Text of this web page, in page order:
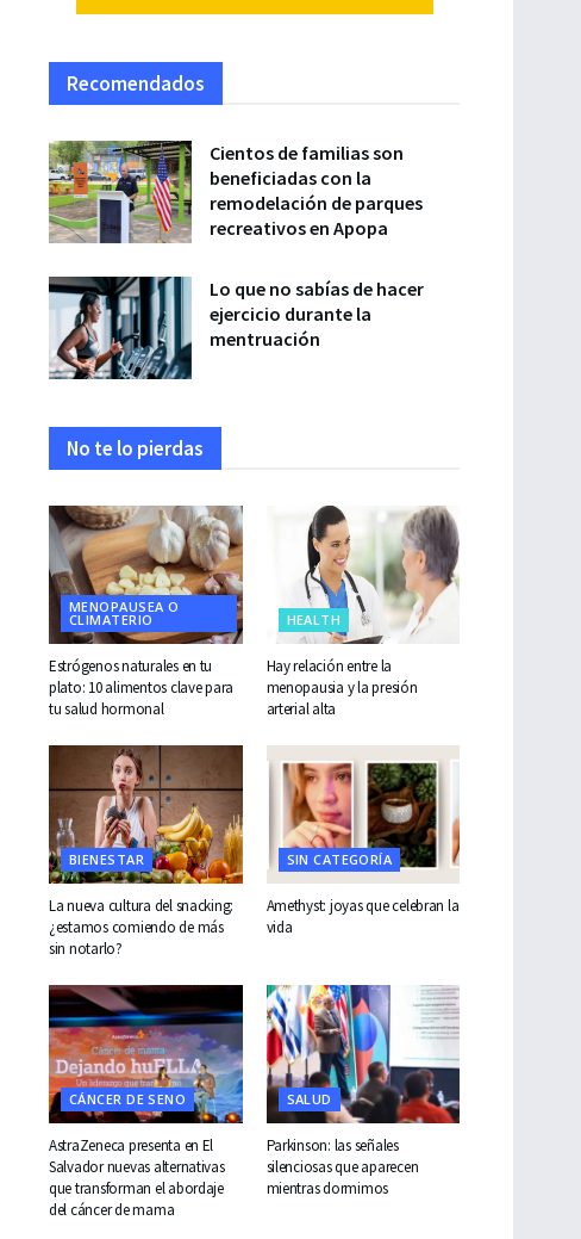
Recomendados
Cientos de familias son
beneficiadas con la
remodelación de parques
recreativos en Apopa
Lo que no sabías de hacer
ejercicio durante la
mentruación
No te lo pierdas
MENOPAUSEA O
CLIMATERIO
Estrógenos naturales en tu
plato: 10 alimentos clave para
tu salud hormonal
HEALTH
Hay relación entre la
menopausia y la presión
arterial alta
BIENESTAR
La nueva cultura del snacking:
¿estamos comiendo de más
sin notarlo?
SIN CATEGORÍA
Amethyst: joyas que celebran la
vida
CÁNCER DE SENO
AstraZeneca presenta en El
Salvador nuevas alternativas
que transforman el abordaje
del cáncer de mama
SALUD
Parkinson: las señales
silenciosas que aparecen
mientras dormimos